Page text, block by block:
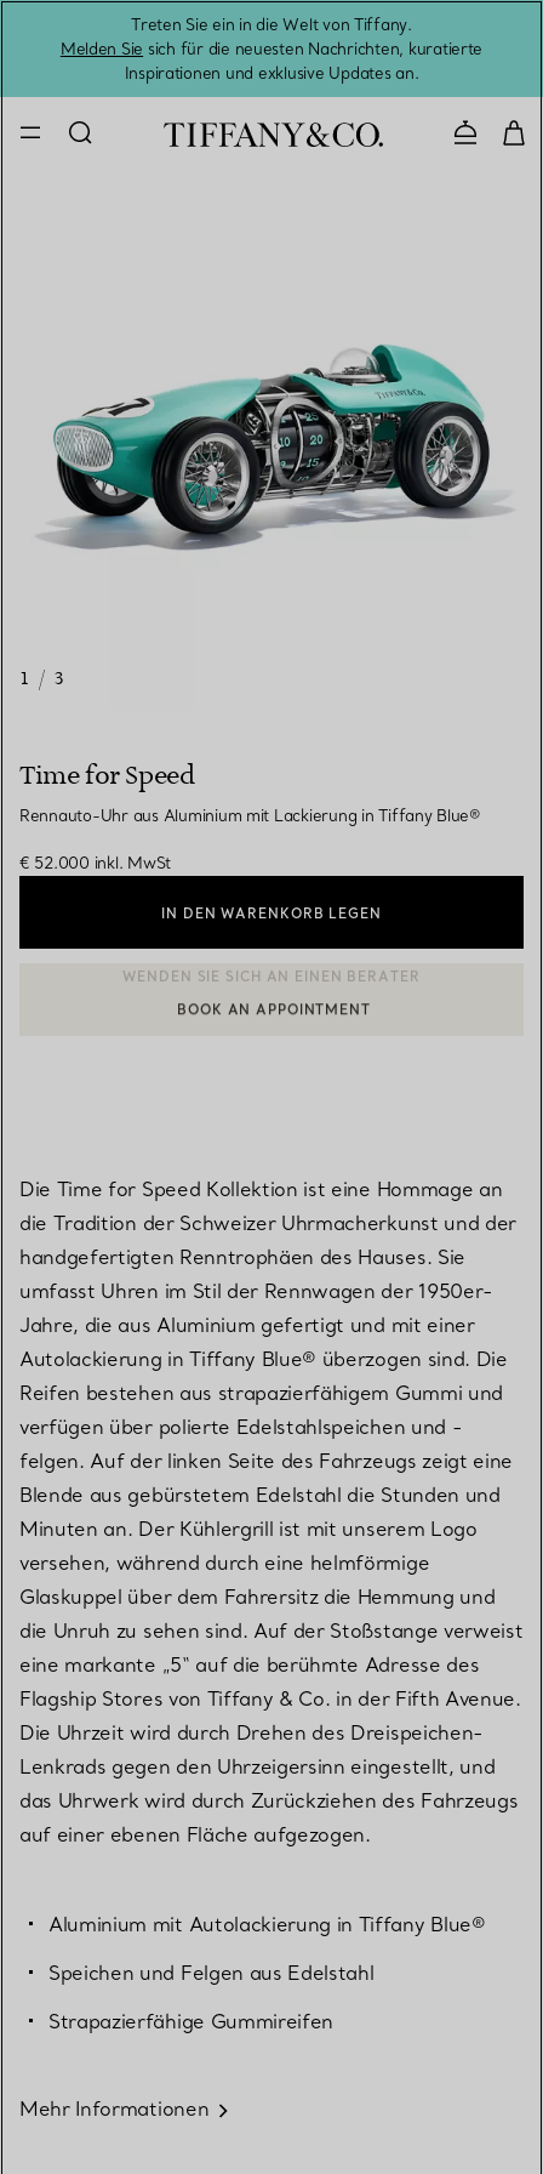
Treten Sie ein in die Welt von Tiffany.
Melden Sie sich für die neuesten Nachrichten, kuratierte
Inspirationen und exklusive Updates an.
1 / 3
Time for Speed
Rennauto-Uhr aus Aluminium mit Lackierung in Tiffany Blue®
€ 52.000 inkl. MwSt
IN DEN WARENKORB LEGEN
EINEN KUNDENBERATER KONTAKTIEREN ODER EINEN
BOOK AN APPOINTMENT
Die Time for Speed Kollektion ist eine Hommage an
die Tradition der Schweizer Uhrmacherkunst und der
handgefertigten Renntrophäen des Hauses. Sie
umfasst Uhren im Stil der Rennwagen der 1950er-
Jahre, die aus Aluminium gefertigt und mit einer
Autolackierung in Tiffany Blue® überzogen sind. Die
Reifen bestehen aus strapazierfähigem Gummi und
verfügen über polierte Edelstahlspeichen und -
felgen. Auf der linken Seite des Fahrzeugs zeigt eine
Blende aus gebürstetem Edelstahl die Stunden und
Minuten an. Der Kühlergrill ist mit unserem Logo
versehen, während durch eine helmförmige
Glaskuppel über dem Fahrersitz die Hemmung und
die Unruh zu sehen sind. Auf der Stoßstange verweist
eine markante „5“ auf die berühmte Adresse des
Flagship Stores von Tiffany & Co. in der Fifth Avenue.
Die Uhrzeit wird durch Drehen des Dreispeichen-
Lenkrads gegen den Uhrzeigersinn eingestellt, und
das Uhrwerk wird durch Zurückziehen des Fahrzeugs
auf einer ebenen Fläche aufgezogen.
Aluminium mit Autolackierung in Tiffany Blue®
Speichen und Felgen aus Edelstahl
Strapazierfähige Gummireifen
Mehr Informationen